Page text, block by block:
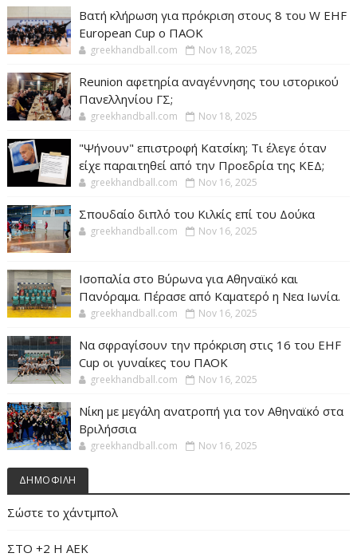
Βατή κλήρωση για πρόκριση στους 8 του W EHF
European Cup ο ΠΑΟΚ
greekhandball.com Nov 18, 2025
Reunion αφετηρία αναγέννησης του ιστορικού
Πανελληνίου ΓΣ;
greekhandball.com Nov 18, 2025
"Ψήνουν" επιστροφή Κατσίκη; Τι έλεγε όταν
είχε παραιτηθεί από την Προεδρία της ΚΕΔ;
greekhandball.com Nov 16, 2025
Σπουδαίο διπλό του Κιλκίς επί του Δούκα
greekhandball.com Nov 16, 2025
Ισοπαλία στο Βύρωνα για Αθηναϊκό και
Πανόραμα. Πέρασε από Καματερό η Νεα Ιωνία.
greekhandball.com Nov 16, 2025
Να σφραγίσουν την πρόκριση στις 16 του EHF
Cup οι γυναίκες του ΠΑΟΚ
greekhandball.com Nov 16, 2025
Νίκη με μεγάλη ανατροπή για τον Αθηναϊκό στα
Βριλήσσια
greekhandball.com Nov 16, 2025
ΔΗΜΟΦΙΛΗ
Σώστε το χάντμπολ
ΣΤΟ +2 Η ΑΕΚ